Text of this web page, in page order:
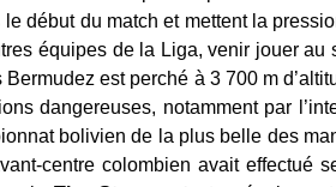
début du match et mettent la
équipes de la Liga, venir jouer au
est perché à 3 700 m
dangereuses, notamment par
bolivien de la plus belle des
centre colombien avait effectué